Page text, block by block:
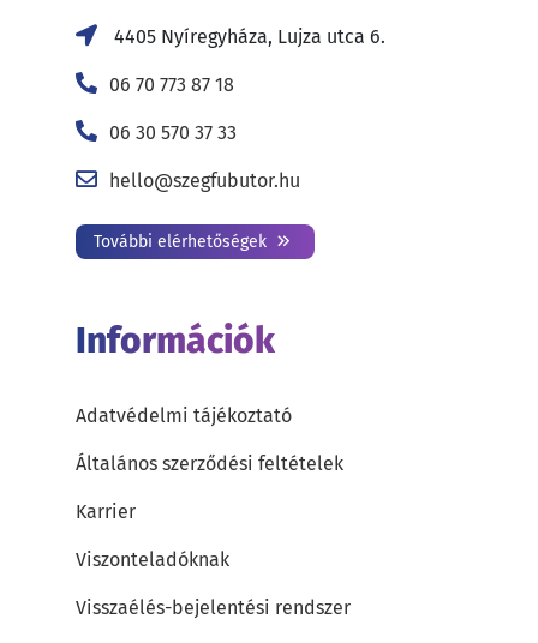
4405 Nyíregyháza, Lujza utca 6.
06 70 773 87 18
06 30 570 37 33
hello@szegfubutor.hu
További elérhetőségek
Információk
Adatvédelmi tájékoztató
Általános szerződési feltételek
Karrier
Viszonteladóknak
Visszaélés-bejelentési rendszer